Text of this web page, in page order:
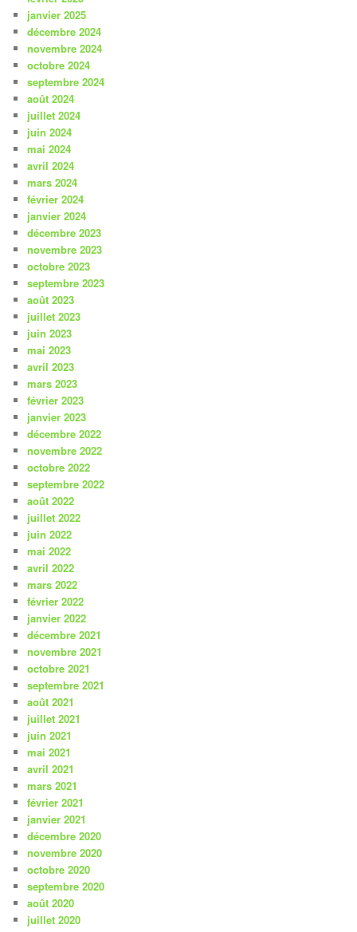
janvier 2025
décembre 2024
novembre 2024
octobre 2024
septembre 2024
août 2024
juillet 2024
juin 2024
mai 2024
avril 2024
mars 2024
février 2024
janvier 2024
décembre 2023
novembre 2023
octobre 2023
septembre 2023
août 2023
juillet 2023
juin 2023
mai 2023
avril 2023
mars 2023
février 2023
janvier 2023
décembre 2022
novembre 2022
octobre 2022
septembre 2022
août 2022
juillet 2022
juin 2022
mai 2022
avril 2022
mars 2022
février 2022
janvier 2022
décembre 2021
novembre 2021
octobre 2021
septembre 2021
août 2021
juillet 2021
juin 2021
mai 2021
avril 2021
mars 2021
février 2021
janvier 2021
décembre 2020
novembre 2020
octobre 2020
septembre 2020
août 2020
juillet 2020